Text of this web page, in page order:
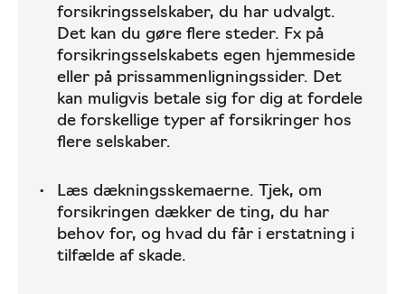
forsikringsselskaber, du har udvalgt.
Det kan du gøre flere steder. Fx på
forsikringsselskabets egen hjemmeside
eller på prissammenligningssider. Det
kan muligvis betale sig for dig at fordele
de forskellige typer af forsikringer hos
flere selskaber.
Læs dækningsskemaerne. Tjek, om
forsikringen dækker de ting, du har
behov for, og hvad du får i erstatning i
tilfælde af skade.